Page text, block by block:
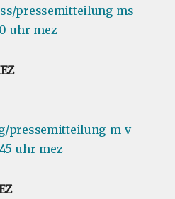
pressemitteilung-ms-
uhr-mez
pressemitteilung-m-v-
uhr-mez